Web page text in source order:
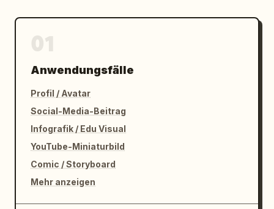
Anwendungsfälle
Profil / Avatar
Social-Media-Beitrag
Infografik / Edu Visual
YouTube-Miniaturbild
Comic / Storyboard
Mehr anzeigen